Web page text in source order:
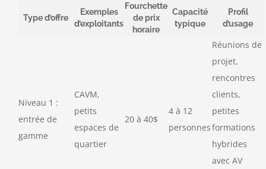
Type d’offre
Exemples
d’exploitants
Fourchette
de prix
horaire
Capacité
typique
Profil
d’usage
Niveau 1 :
entrée de
gamme
CAVM,
petits
espaces de
quartier
20 à 40$
4 à 12
personnes
Réunions de
projet,
rencontres
clients,
petites
formations
hybrides
avec AV